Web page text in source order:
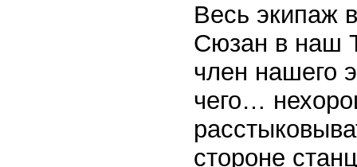
Весь экипаж
Сюзан в наш
член нашего
чего…
стороне